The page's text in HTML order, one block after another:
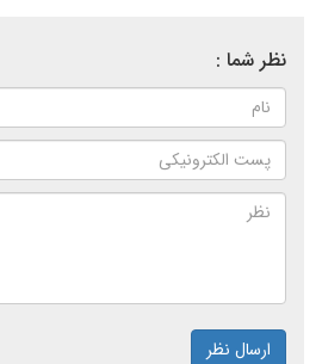
نظر شما :
ارسال نظر